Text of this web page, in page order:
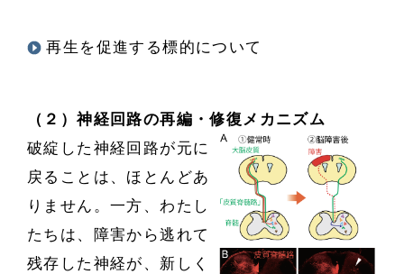
再生を促進する標的について
（２）神経回路の再編・修復メカニズム
破綻した神経回路が元に
戻ることは、ほとんどあ
りません。一方、わたし
たちは、障害から逃れて
残存した神経が、新しく